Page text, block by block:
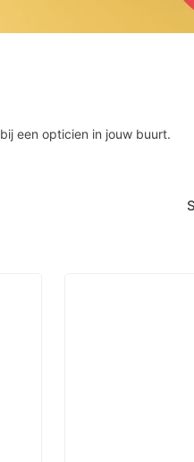
bij een opticien in jouw buurt.